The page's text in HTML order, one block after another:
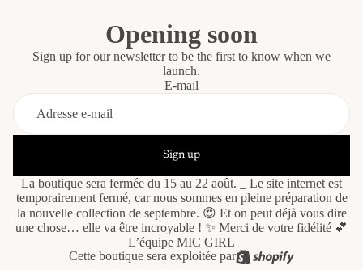
Opening soon
Sign up for our newsletter to be the first to know when we
launch.
E-mail
Sign up
La boutique sera fermée du 15 au 22 août. _ Le site internet est
temporairement fermé, car nous sommes en pleine préparation de
la nouvelle collection de septembre. 😍 Et on peut déjà vous dire
une chose… elle va être incroyable ! ✨ Merci de votre fidélité 💕
L’équipe MIC GIRL
Cette boutique sera exploitée par